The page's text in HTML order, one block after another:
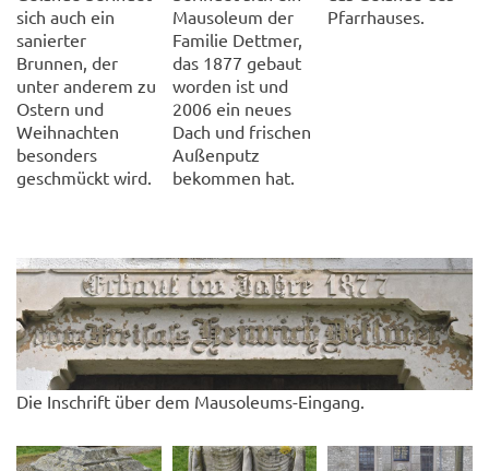
sich auch ein
sanierter
Brunnen, der
unter anderem zu
Ostern und
Weihnachten
besonders
geschmückt wird.
Mausoleum der
Familie Dettmer,
das 1877 gebaut
worden ist und
2006 ein neues
Dach und frischen
Außenputz
bekommen hat.
Pfarrhauses.
Die Inschrift über dem Mausoleums-Eingang.